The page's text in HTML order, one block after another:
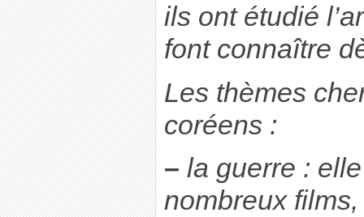
ils ont étudié
font connaître
Les thèmes
coréens :
– la guerre :
nombreux